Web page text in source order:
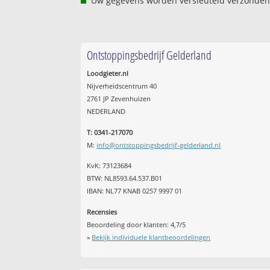
Ontstoppingsbedrijf Gelderland
Loodgieter.nl
Nijverheidscentrum 40
2761 JP Zevenhuizen
NEDERLAND
T: 0341-217070
M: info@ontstoppingsbedrijf-gelderland.nl
KvK: 73123684
BTW: NL8593.64.537.B01
IBAN: NL77 KNAB 0257 9997 01
Recensies
Beoordeling door klanten:4,7/5
» Bekijk individuele klantbeoordelingen